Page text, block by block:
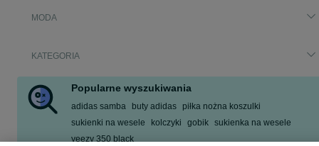
MODA
KATEGORIA
Popularne wyszukiwania
adidas samba buty adidas
piłka nożna koszulki
sukienki na wesele
kolczyki gobik sukienka na wesele
yeezy 350 black